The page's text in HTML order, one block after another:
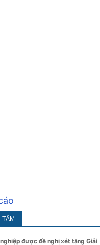
TÂM
nghiệp được đề nghị xét tặng Giải